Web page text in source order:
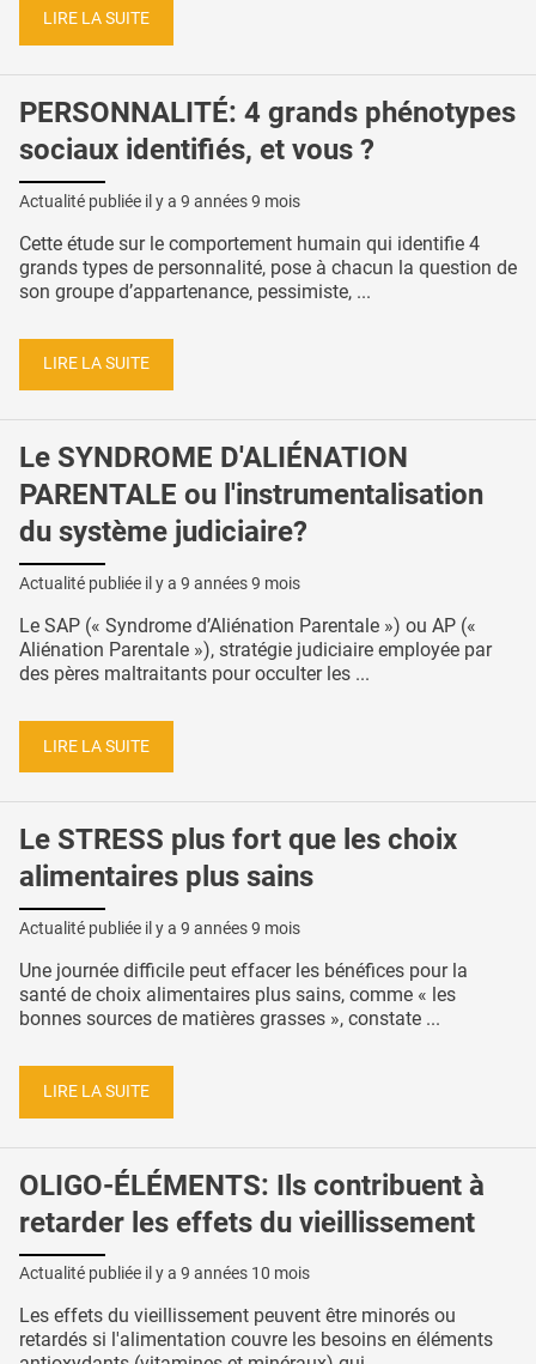
LIRE LA SUITE
PERSONNALITÉ: 4 grands phénotypes
sociaux identifiés, et vous ?
Actualité publiée il y a 9 années 9 mois
Cette étude sur le comportement humain qui identifie 4
grands types de personnalité, pose à chacun la question de
son groupe d’appartenance, pessimiste, ...
LIRE LA SUITE
Le SYNDROME D'ALIÉNATION
PARENTALE ou l'instrumentalisation
du système judiciaire?
Actualité publiée il y a 9 années 9 mois
Le SAP (« Syndrome d’Aliénation Parentale ») ou AP («
Aliénation Parentale »), stratégie judiciaire employée par
des pères maltraitants pour occulter les ...
LIRE LA SUITE
Le STRESS plus fort que les choix
alimentaires plus sains
Actualité publiée il y a 9 années 9 mois
Une journée difficile peut effacer les bénéfices pour la
santé de choix alimentaires plus sains, comme « les
bonnes sources de matières grasses », constate ...
LIRE LA SUITE
OLIGO-ÉLÉMENTS: Ils contribuent à
retarder les effets du vieillissement
Actualité publiée il y a 9 années 10 mois
Les effets du vieillissement peuvent être minorés ou
retardés si l'alimentation couvre les besoins en éléments